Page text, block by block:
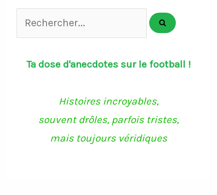
Rechercher...
Ta dose d'anecdotes sur le football !
Histoires incroyables,
souvent drôles, parfois tristes,
mais toujours véridiques